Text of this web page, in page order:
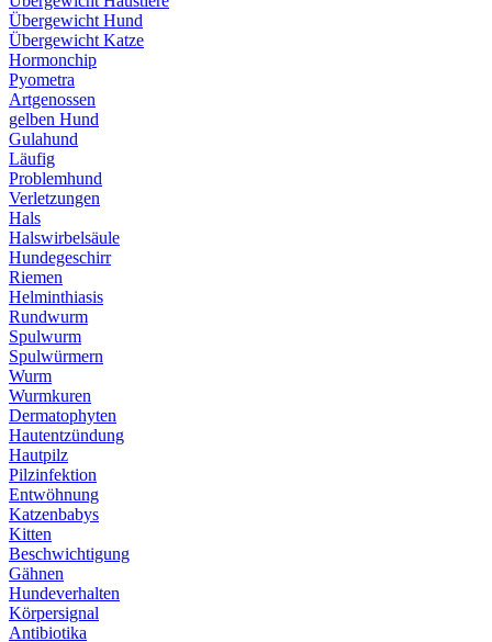
Übergewicht Hund
Übergewicht Katze
Hormonchip
Pyometra
Artgenossen
gelben Hund
Gulahund
Läufig
Problemhund
Verletzungen
Hals
Halswirbelsäule
Hundegeschirr
Riemen
Helminthiasis
Rundwurm
Spulwurm
Spulwürmern
Wurm
Wurmkuren
Dermatophyten
Hautentzündung
Hautpilz
Pilzinfektion
Entwöhnung
Katzenbabys
Kitten
Beschwichtigung
Gähnen
Hundeverhalten
Körpersignal
Antibiotika